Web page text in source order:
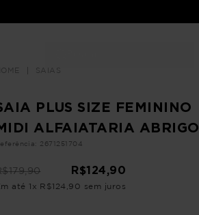
SAIAS
PLUS SIZE FEMININO
ALFAIATARIA ABRIGO
: 2671251704
179,90 R$124,90
até 1 x R$124 90 sem juros